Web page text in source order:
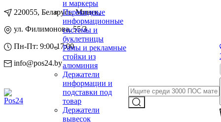
220055, Беларусь, Минск,
ул. Филимонова, 55/3
Пн-Пт: 9:00-17:00
info@pos24.by
и маркеры
Перекидные
информационные
системы и
буклетницы
Рамы и рекламные
стойки из
алюминия
Держатели
информации и
подставки под
товар
Держатели
вывесок